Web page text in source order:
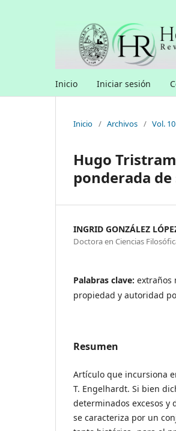
Inicio Iniciar sesión
Inicio / Archivos / Vol.
Hugo
ponderada
INGRID GONZÁLEZ
Doctora en Ciencias
Palabras clave: extraños
propiedad y autoridad
Resumen
Artículo que incursiona
T. Engelhardt. Si bien
determinados excesos y
se caracteriza por un